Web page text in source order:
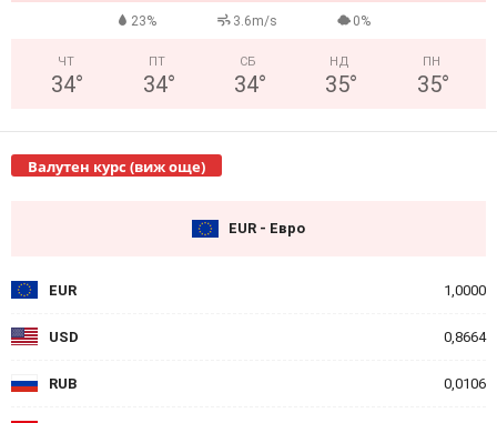
23% 3.6m/s 0%
ЧТ
34°
ПТ
34°
СБ
34°
НД
35°
ПН
35°
Валутен курс (виж още)
EUR - Евро
EUR 1,0000
USD 0,8664
RUB 0,0106